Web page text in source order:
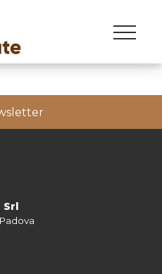
i tuoi dati consulta la nostra